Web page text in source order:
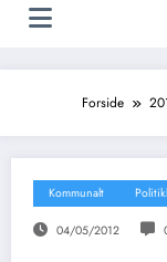
Forside
Kommunalt
04/05/2012